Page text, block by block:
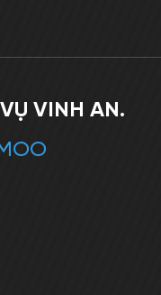
VINH AN.